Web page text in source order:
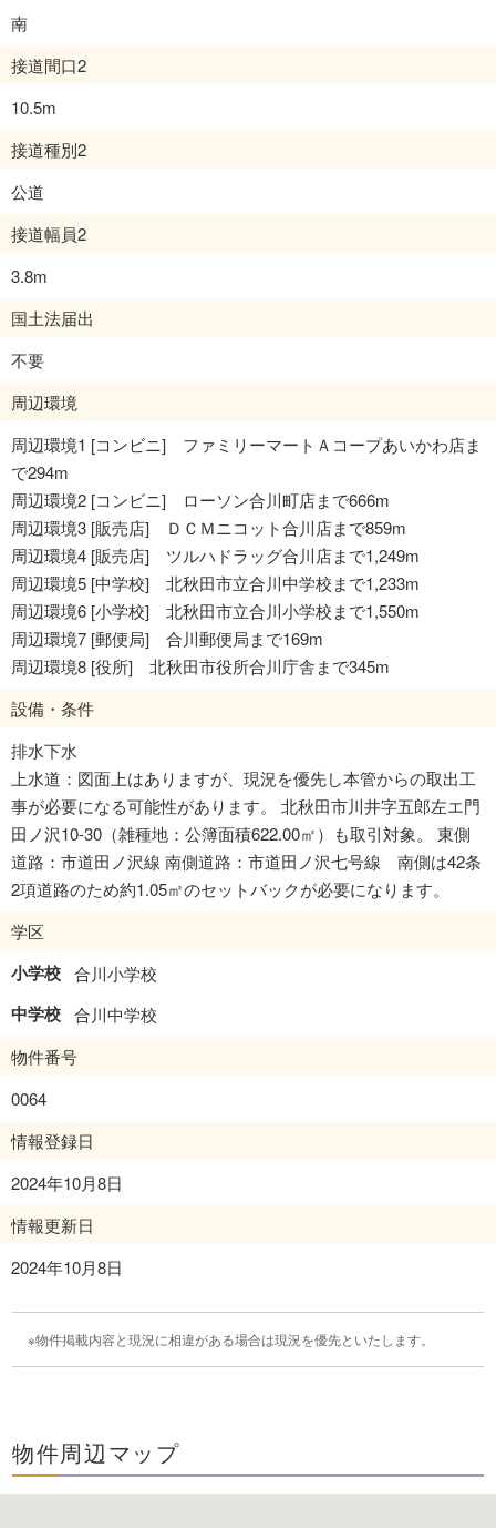
南
接道間口2
10.5m
接道種別2
公道
接道幅員2
3.8m
国土法届出
不要
周辺環境
周辺環境1 [コンビニ] ファミリーマートＡコープあいかわ店ま
で294m
周辺環境2 [コンビニ] ローソン合川町店まで666m
周辺環境3 [販売店] ＤＣＭニコット合川店まで859m
周辺環境4 [販売店] ツルハドラッグ合川店まで1,249m
周辺環境5 [中学校] 北秋田市立合川中学校まで1,233m
周辺環境6 [小学校] 北秋田市立合川小学校まで1,550m
周辺環境7 [郵便局] 合川郵便局まで169m
周辺環境8 [役所] 北秋田市役所合川庁舎まで345m
設備・条件
排水下水
上水道：図面上はありますが、現況を優先し本管からの取出工
事が必要になる可能性があります。 北秋田市川井字五郎左エ門
田ノ沢10-30（雑種地：公簿面積622.00㎡）も取引対象。 東側
道路：市道田ノ沢線 南側道路：市道田ノ沢七号線 南側は42条
2項道路のため約1.05㎡のセットバックが必要になります。
学区
小学校 合川小学校
中学校 合川中学校
物件番号
0064
情報登録日
2024年10月8日
情報更新日
2024年10月8日
物件掲載内容と現況に相違がある場合は現況を優先といたします。
物件周辺マップ